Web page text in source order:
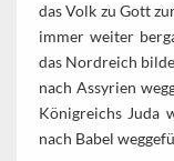
das Volk zu Gott
immer weiter
das Nordreich
nach Assyrien
Königreichs Juda
nach Babel